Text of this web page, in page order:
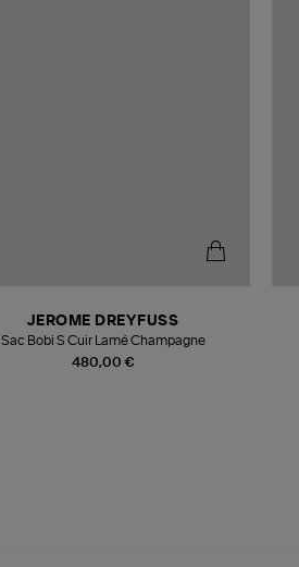
480,00 €
JEROME DREYFUSS
Sac Bobi S Cuir Lamé Champagne